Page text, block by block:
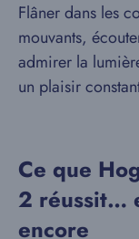
Flâner dans les
mouvants,
admirer la
un plaisir
Ce que
2 réussit…
encore